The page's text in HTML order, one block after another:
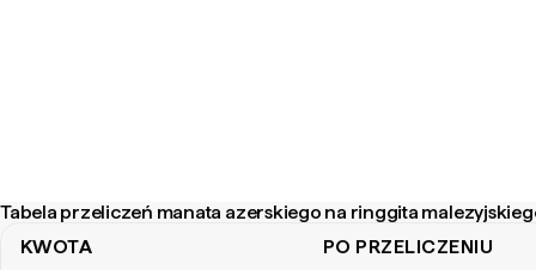
Tabela przeliczeń manata azerskiego na ringgita
KWOTA PO PRZELICZENIU